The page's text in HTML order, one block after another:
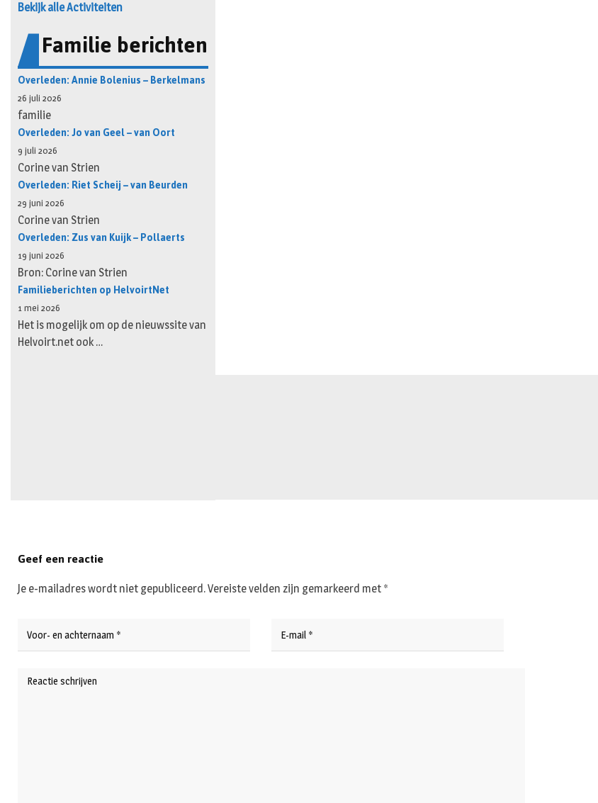
Bekijk alle Activiteiten
Familie berichten
Overleden: Annie Bolenius – Berkelmans
26 juli 2026
familie
Overleden: Jo van Geel – van Oort
9 juli 2026
Corine van Strien
Overleden: Riet Scheij – van Beurden
29 juni 2026
Corine van Strien
Overleden: Zus van Kuijk – Pollaerts
19 juni 2026
Bron: Corine van Strien
Familieberichten op HelvoirtNet
1 mei 2026
Het is mogelijk om op de nieuwssite van
Helvoirt.net ook …
Geef een reactie
Je e-mailadres wordt niet gepubliceerd.Vereiste velden zijn gemarkeerd met *